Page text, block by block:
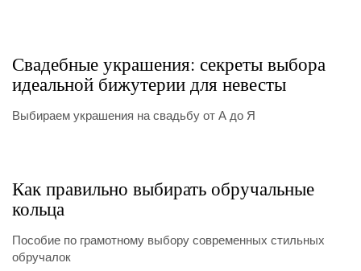
Свадебные украшения: секреты выбора
идеальной бижутерии для невесты
Выбираем украшения на свадьбу от А до Я
Как правильно выбирать обручальные
кольца
Пособие по грамотному выбору современных стильных
обручалок